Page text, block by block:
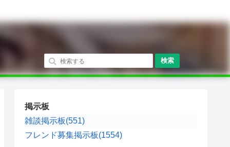
検索
掲示板
雑談掲示板(551)
フレンド募集掲示板(1554)